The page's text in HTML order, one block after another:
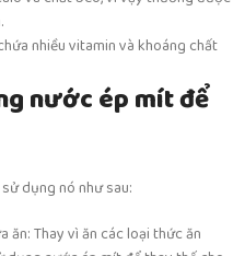
nhiều vitamin và khoáng chất
nước ép mít để
dụng nó như sau:
Thay vì ăn các loại thức ăn